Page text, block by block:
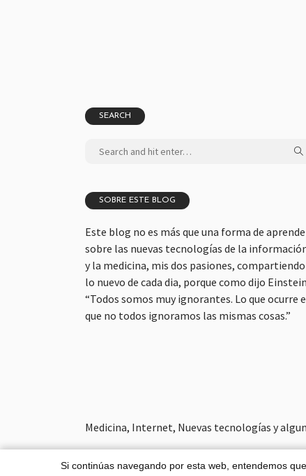
SEARCH
SOBRE ESTE BLOG
Este blog no es más que una forma de
sobre las nuevas tecnologías de la
y la medicina, mis dos pasiones, compartiendo
lo nuevo de cada dia, porque como dijo Einstein
“Todos somos muy ignorantes. Lo que ocurre
que no todos ignoramos las mismas cosas.”
Medicina, Internet, Nuevas tecnologías y
Si continúas navegando por esta web, entendemos